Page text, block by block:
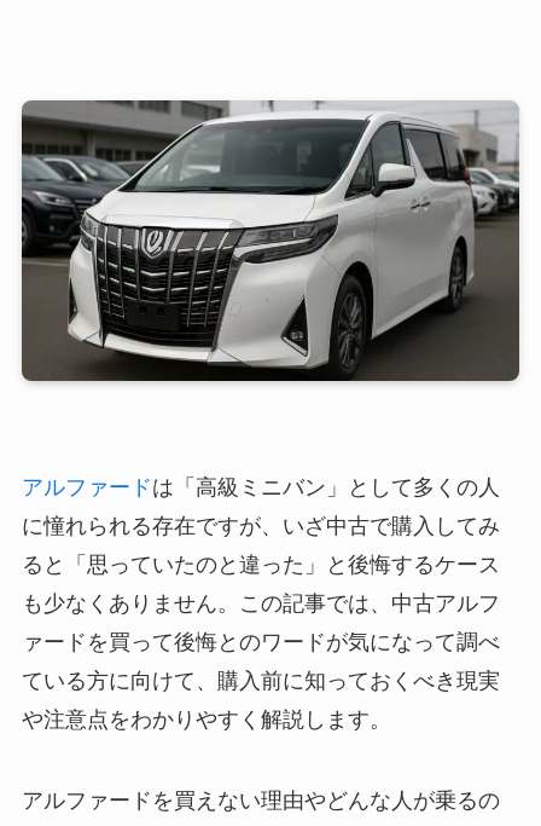
アルファードは「高級ミニバン」として多くの人
に憧れられる存在ですが、いざ中古で購入してみ
ると「思っていたのと違った」と後悔するケース
も少なくありません。この記事では、中古アルフ
ァードを買って後悔とのワードが気になって調べ
ている方に向けて、購入前に知っておくべき現実
や注意点をわかりやすく解説します。
アルファードを買えない理由やどんな人が乗るの